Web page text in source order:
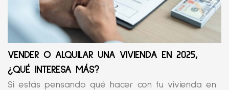
VENDER O ALQUILAR UNA VIVIENDA EN 2025,
¿QUÉ INTERESA MÁS?
Si estás pensando qué hacer con tu vivienda en